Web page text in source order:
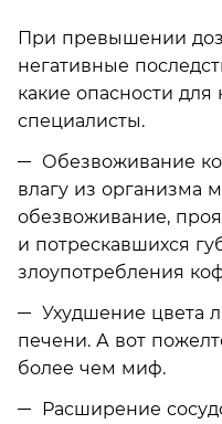
При превышении
негативные
какие опасности
специалисты.
Обезвоживание
влагу из организма
обезвоживание,
и потрескавшихся
злоупотребления
Ухудшение цвета
печени. А вот
более чем миф.
Расширение